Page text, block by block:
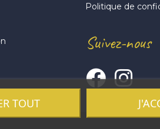
Politique de
Suivez-nous
TOUT